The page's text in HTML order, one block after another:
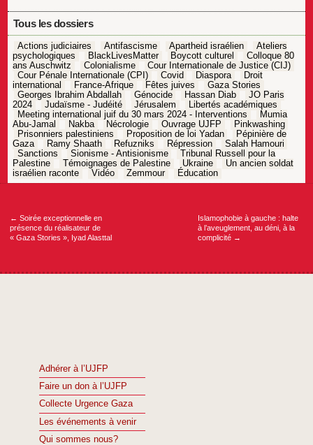
Tous les dossiers
Actions judiciaires Antifascisme Apartheid israélien
Ateliers
psychologiques
BlackLivesMatter Boycott culturel
Colloque 80
ans Auschwitz
Colonialisme
Cour Internationale de Justice (CIJ)
Cour Pénale Internationale (CPI)
Covid Diaspora
Droit
international
France-Afrique Fêtes juives
Gaza Stories
Georges Ibrahim Abdallah
Génocide Hassan Diab
JO Paris
2024
Judaïsme - Judéité Jérusalem
Libertés académiques
Meeting international juif du 30 mars 2024 - Interventions
Mumia
Abu-Jamal
Nakba Nécrologie Ouvrage UJFP
Pinkwashing
Prisonniers palestiniens
Proposition de loi Yadan
Pépinière de
Gaza
Ramy Shaath Refuzniks Répression
Salah Hamouri
Sanctions
Sionisme - Antisionisme
Tribunal Russell pour la
Palestine
Témoignages de Palestine Ukraine
Un ancien soldat
israélien raconte
Vidéo Zemmour Éducation
Navigation
← Soirée exceptionnelle en
présence du réalisateur de
« Gaza Stories », Iyad Alasttal
Islamophobie à gauche : halte
à l’aveuglement, au déni, à la
complicité →
Adhérer à l’UJFP
Faire un don à l’UJFP
Collecte Urgence Gaza
Les événements à venir
Qui sommes nous?